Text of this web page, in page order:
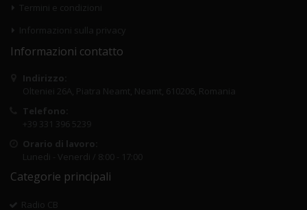
Termini e condizioni
Informazioni sulla privacy
Informazioni contatto
Indirizzo:
Olteniei 26A, Piatra Neamt, Neamt, 610206, Romania
Telefono:
+39 331 396 5239
Orario di lavoro:
Lunedi - Venerdi / 8:00 - 17:00
Categorie principali
Radio CB